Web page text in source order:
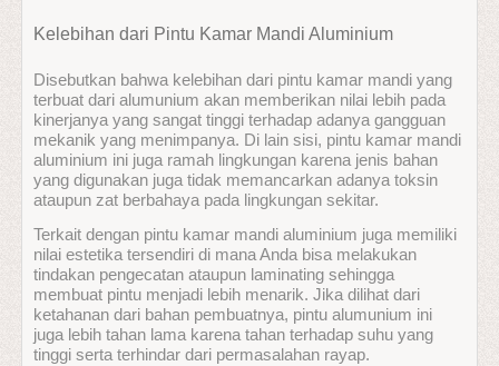
Kelebihan dari Pintu Kamar Mandi Aluminium
Disebutkan bahwa kelebihan dari pintu kamar mandi yang
terbuat dari alumunium akan memberikan nilai lebih pada
kinerjanya yang sangat tinggi terhadap adanya gangguan
mekanik yang menimpanya. Di lain sisi, pintu kamar mandi
aluminium ini juga ramah lingkungan karena jenis bahan
yang digunakan juga tidak memancarkan adanya toksin
ataupun zat berbahaya pada lingkungan sekitar.
Terkait dengan pintu kamar mandi aluminium juga memiliki
nilai estetika tersendiri di mana Anda bisa melakukan
tindakan pengecatan ataupun laminating sehingga
membuat pintu menjadi lebih menarik. Jika dilihat dari
ketahanan dari bahan pembuatnya, pintu alumunium ini
juga lebih tahan lama karena tahan terhadap suhu yang
tinggi serta terhindar dari permasalahan rayap.